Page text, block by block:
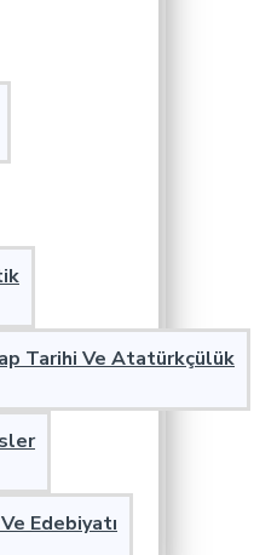
Tarihi Ve Atatürkçülük
Edebiyatı